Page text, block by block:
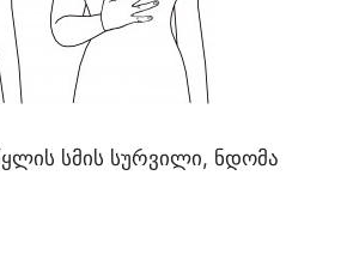
სმის სურვილი, ნდომა